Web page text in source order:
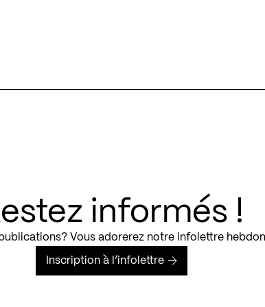
informés !
Vous adorerez notre infolettre
Inscription à l’infolettre